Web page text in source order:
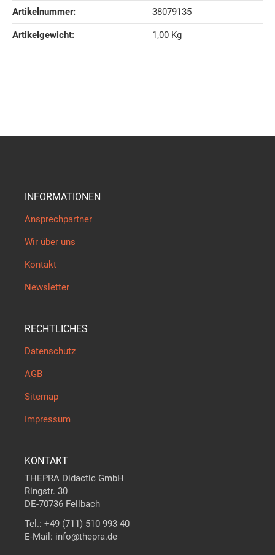
Artikelnummer: 38079135
Artikelgewicht‍: 1,00 Kg
INFORMATIONEN
Ansprechpartner
Wir über uns
Kontakt
Newsletter
RECHTLICHES
Datenschutz
AGB
Sitemap
Impressum
KONTAKT
THEPRA Didactic GmbH
Ringstr. 30
DE-70736 Fellbach
Tel.: +49 (711) 510 993 40
E-Mail: info@thepra.de